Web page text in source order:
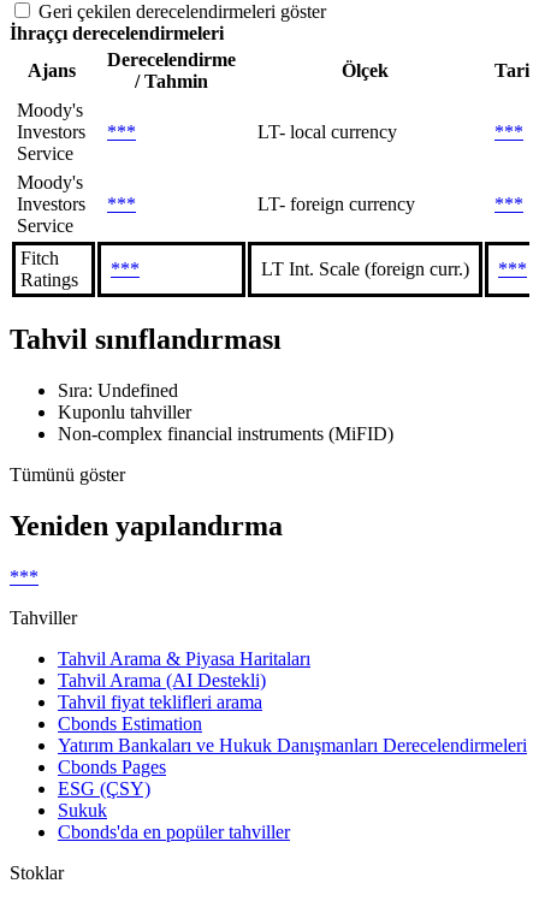
Geri çekilen derecelendirmeleri göster
İhraççı derecelendirmeleri
Ajans
Derecelendirme
/ Tahmin
Ölçek
Tarih
Moody's
Investors
Service
*** LT- local currency ***
Moody's
Investors
Service
*** LT- foreign currency ***
Fitch
Ratings
*** LT Int. Scale (foreign curr.) ***
Tahvil sınıflandırması
Sıra: Undefined
Kuponlu tahviller
Non-complex financial instruments (MiFID)
Tümünü göster
Yeniden yapılandırma
***
Tahviller
Tahvil Arama & Piyasa Haritaları
Tahvil Arama (AI Destekli)
Tahvil fiyat teklifleri arama
Cbonds Estimation
Yatırım Bankaları ve Hukuk Danışmanları Derecelendirmeleri
Cbonds Pages
ESG (ÇSY)
Sukuk
Cbonds'da en popüler tahviller
Stoklar